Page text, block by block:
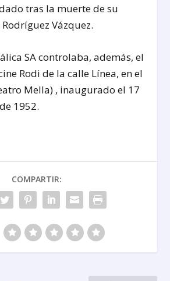
tras la muerte de su
Vázquez.
SA controlaba, además, el
Rodi de la calle Línea, en el
Mella) , inaugurado el 17
1952.
COMPARTIR: